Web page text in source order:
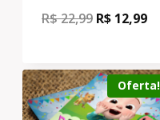
R$22,99 R$ 12,99
Oferta!